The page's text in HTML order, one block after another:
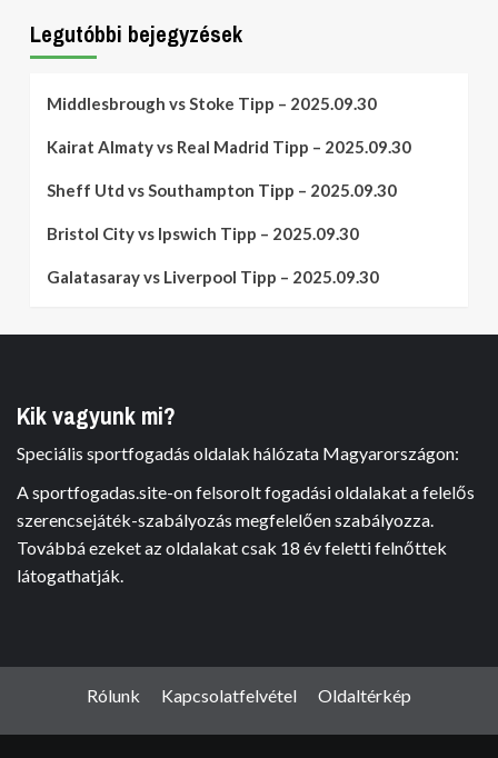
Legutóbbi bejegyzések
Middlesbrough vs Stoke Tipp – 2025.09.30
Kairat Almaty vs Real Madrid Tipp – 2025.09.30
Sheff Utd vs Southampton Tipp – 2025.09.30
Bristol City vs Ipswich Tipp – 2025.09.30
Galatasaray vs Liverpool Tipp – 2025.09.30
Kik vagyunk mi?
Speciális sportfogadás oldalak hálózata Magyarországon:
A sportfogadas.site-on felsorolt fogadási oldalakat a felelős
szerencsejáték-szabályozás megfelelően szabályozza.
Továbbá ezeket az oldalakat csak 18 év feletti felnőttek
látogathatják.
Rólunk Kapcsolatfelvétel Oldaltérkép